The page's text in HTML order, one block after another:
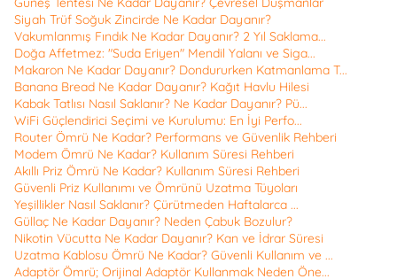
Siyah Trüf Soğuk Zincirde Ne Kadar Dayanır?
Vakumlanmış Fındık Ne Kadar Dayanır? 2 Yıl Saklama...
Doğa Affetmez: "Suda Eriyen" Mendil Yalanı ve Siga...
Makaron Ne Kadar Dayanır? Dondururken Katmanlama T...
Banana Bread Ne Kadar Dayanır? Kağıt Havlu Hilesi
Kabak Tatlısı Nasıl Saklanır? Ne Kadar Dayanır? Pü...
WiFi Güçlendirici Seçimi ve Kurulumu: En İyi Perfo...
Router Ömrü Ne Kadar? Performans ve Güvenlik Rehberi
Modem Ömrü Ne Kadar? Kullanım Süresi Rehberi
Akıllı Priz Ömrü Ne Kadar? Kullanım Süresi Rehberi
Güvenli Priz Kullanımı ve Ömrünü Uzatma Tüyoları
Yeşillikler Nasıl Saklanır? Çürütmeden Haftalarca ...
Güllaç Ne Kadar Dayanır? Neden Çabuk Bozulur?
Nikotin Vücutta Ne Kadar Dayanır? Kan ve İdrar Süresi
Uzatma Kablosu Ömrü Ne Kadar? Güvenli Kullanım ve ...
Adaptör Ömrü; Orijinal Adaptör Kullanmak Neden Öne...